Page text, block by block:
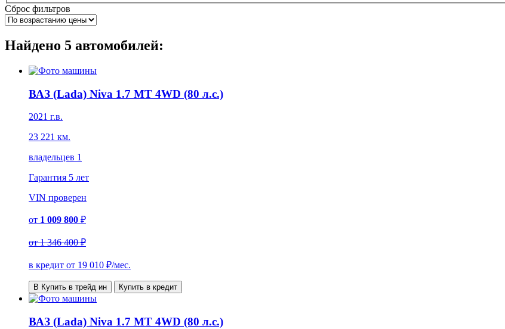
Сброс фильтров
Найдено 5 автомобилей:
ВАЗ (Lada) Niva 1.7 MT 4WD (80 л.с.)
2021 г.в.
23 221 км.
владельцев 1
Гарантия 5 лет
VIN проверен
от 1 009 800 ₽
от1 346 400 ₽
в кредит от 19 010 ₽/мес.
В Купить в трейд ин Купить в кредит
ВАЗ (Lada) Niva 1.7 MT 4WD (80 л.с.)